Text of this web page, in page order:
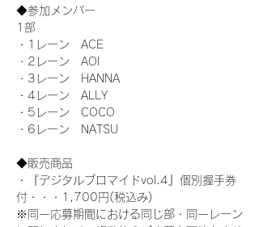
◆参加メンバー
1部
・1レーン　ACE
・2レーン　AOI
・3レーン　HANNA
・4レーン　ALLY
・5レーン　COCO
・6レーン　NATSU
◆販売商品
・『デジタルブロマイドvol.4』個別握手券
付・・・1,700円(税込み)
※同一応募期間における同じ部・同一レーン